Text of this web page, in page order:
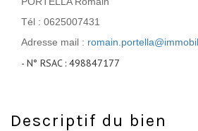
Tél : 0625007431
Adresse mail :
- N° RSAC : 498847177
Descriptif du bien